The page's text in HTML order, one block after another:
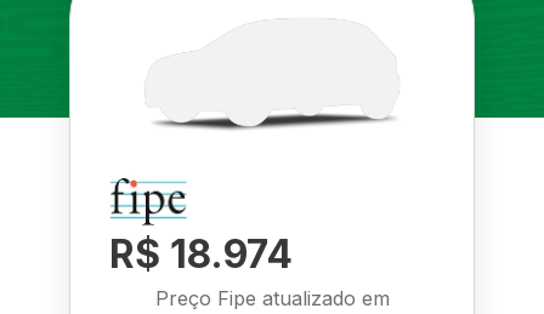
R$ 18.974
Preço Fipe atualizado em